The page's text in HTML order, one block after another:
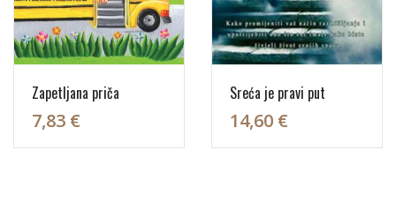
Zapetljana priča
7,83 €
Sreća je pravi put
14,60 €